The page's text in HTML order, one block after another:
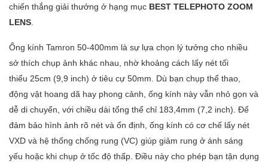
chiến thắng giải thưởng ở hạng mục BEST TELEPHOTO ZOOM
LENS
Ống kính Tamron 50-400mm là sự lựa chọn lý tưởng cho nhiều
sở thích chụp ảnh khác nhau, nhờ khoảng cách lấy nét tối
thiểu 25cm (9,9 inch) ở tiêu cự 50mm. Dù bạn chụp thể thao,
động vật hoang dã hay phong cảnh, ống kính này vẫn nhỏ gọn và
dễ di chuyển, với chiều dài tổng thể chỉ 183,4mm (7,2 inch). Để
đảm bảo hình ảnh rõ nét và ổn định, ống kính có cơ chế lấy nét
VXD và hệ thống chống rung (VC) giúp giảm rung ở ánh sáng
yếu hoặc khi chụp ở tốc độ thấp. Điều này cho phép bạn tận dụng